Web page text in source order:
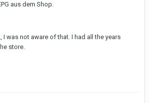
aus dem Shop.
I was not aware of that. I had all the years
store.